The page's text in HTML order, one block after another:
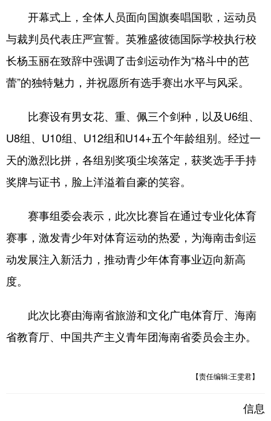
开幕式上，全体人员面向国旗奏唱国歌，运动员
与裁判员代表庄严宣誓。英雅盛彼德国际学校执行校
长杨玉丽在致辞中强调了击剑运动作为“格斗中的芭
蕾”的独特魅力，并祝愿所有选手赛出水平与风采。
比赛设有男女花、重、佩三个剑种，以及U6组、
U8组、U10组、U12组和U14+五个年龄组别。经过一
天的激烈比拼，各组别奖项尘埃落定，获奖选手手持
奖牌与证书，脸上洋溢着自豪的笑容。
赛事组委会表示，此次比赛旨在通过专业化体育
赛事，激发青少年对体育运动的热爱，为海南击剑运
动发展注入新活力，推动青少年体育事业迈向新高
度。
此次比赛由海南省旅游和文化广电体育厅、海南
省教育厅、中国共产主义青年团海南省委员会主办。
【责任编辑:王雯君】
信息